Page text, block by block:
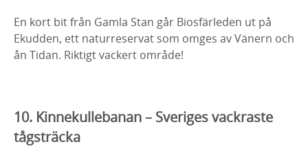
En kort bit från Gamla Stan går Biosfärleden ut på
Ekudden, ett naturreservat som omges av Vänern och
ån Tidan. Riktigt vackert område!
10. Kinnekullebanan – Sveriges vackraste
tågsträcka